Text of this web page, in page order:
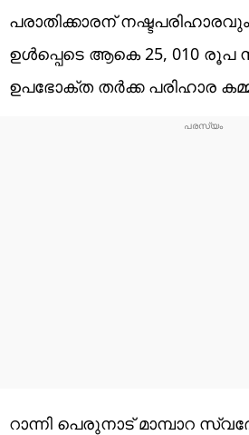
പരാതിക്കാരന്
ഉൾപ്പെടെ ആകെ 25, 010
ഉപഭോക്ത തർക്ക പരിഹാര
റാന്നി പെരുനാട് മാമ്പാറ